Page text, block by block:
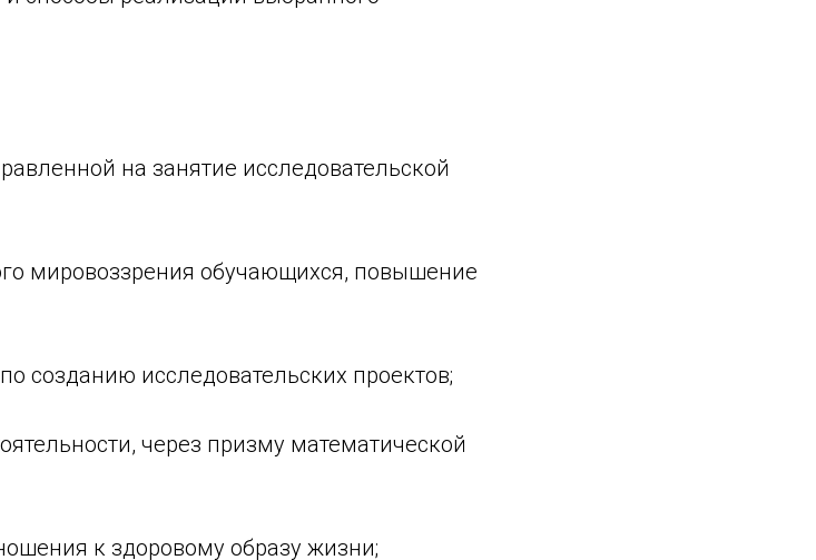
на занятие исследовательской
мировоззрения обучающихся, повышение
созданию исследовательских проектов;
через призму математической
к здоровому образу жизни;